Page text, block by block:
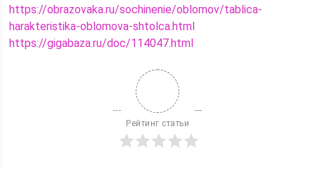
https://obrazovaka.ru/sochinenie/oblomov/tablica-
harakteristika-oblomova-shtolca.html
https://gigabaza.ru/doc/114047.html
Рейтинг статьи